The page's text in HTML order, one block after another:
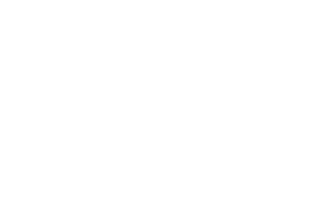
de avanço disponível [vídeo-clip]